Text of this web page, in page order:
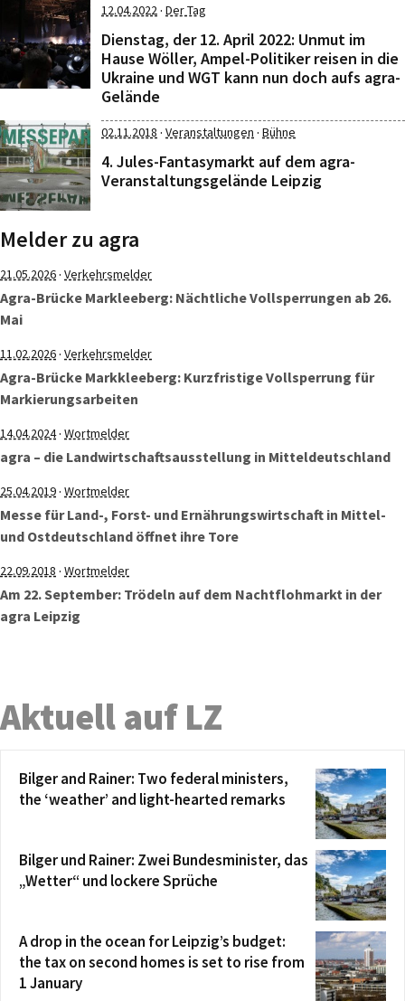
12.04.2022· Der Tag
Dienstag, der 12. April 2022: Unmut im
Hause Wöller, Ampel-Politiker reisen in die
Ukraine und WGT kann nun doch aufs agra-
Gelände
02.11.2018 · Veranstaltungen · Bühne
4. Jules-Fantasymarkt auf dem agra-
Veranstaltungsgelände Leipzig
Melder zu agra
21.05.2026· Verkehrsmelder
Agra-Brücke Markleeberg: Nächtliche Vollsperrungen ab 26.
Mai
11.02.2026· Verkehrsmelder
Agra-Brücke Markkleeberg: Kurzfristige Vollsperrung für
Markierungsarbeiten
14.04.2024· Wortmelder
agra – die Landwirtschaftsausstellung in Mitteldeutschland
25.04.2019· Wortmelder
Messe für Land-, Forst- und Ernährungswirtschaft in Mittel-
und Ostdeutschland öffnet ihre Tore
22.09.2018 · Wortmelder
Am 22. September: Trödeln auf dem Nachtflohmarkt in der
agra Leipzig
Aktuell auf LZ
Bilger and Rainer: Two federal ministers,
the ‘weather’ and light-hearted remarks
Bilger und Rainer: Zwei Bundesminister, das
„Wetter“ und lockere Sprüche
A drop in the ocean for Leipzig’s budget:
the tax on second homes is set to rise from
1 January